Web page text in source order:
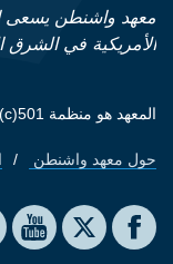
معهد واشنطن يسعى
الأمريكية في الشرق
المعهد هو منظمة 501(c)3 ؛ جميع التبرعات معفاة من الضرائب.
quick links
حول معهد واشنطن
Social media
on Facebook
on X